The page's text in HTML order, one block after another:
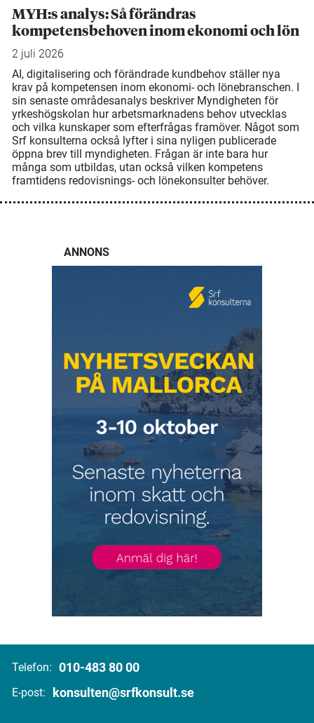
MYH:s analys: Så förändras
kompetensbehoven inom ekonomi och lön
2 juli 2026
AI, digitalisering och förändrade kundbehov ställer nya
krav på kompetensen inom ekonomi- och lönebranschen. I
sin senaste områdesanalys beskriver Myndigheten för
yrkeshögskolan hur arbetsmarknadens behov utvecklas
och vilka kunskaper som efterfrågas framöver. Något som
Srf konsulterna också lyfter i sina nyligen publicerade
öppna brev till myndigheten. Frågan är inte bara hur
många som utbildas, utan också vilken kompetens
framtidens redovisnings- och lönekonsulter behöver.
ANNONS
Telefon: 010-483 80 00
E-post: konsulten@srfkonsult.se